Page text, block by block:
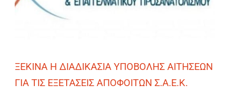
ΞΕΚΙΝΑ Η ΔΙΑΔΙΚΑΣΙΑ ΥΠΟΒΟΛΗΣ ΑΙΤΗΣΕΩΝ
ΓΙΑ ΤΙΣ ΕΞΕΤΑΣΕΙΣ ΑΠΟΦΟΙΤΩΝ Σ.Α.Ε.Κ.